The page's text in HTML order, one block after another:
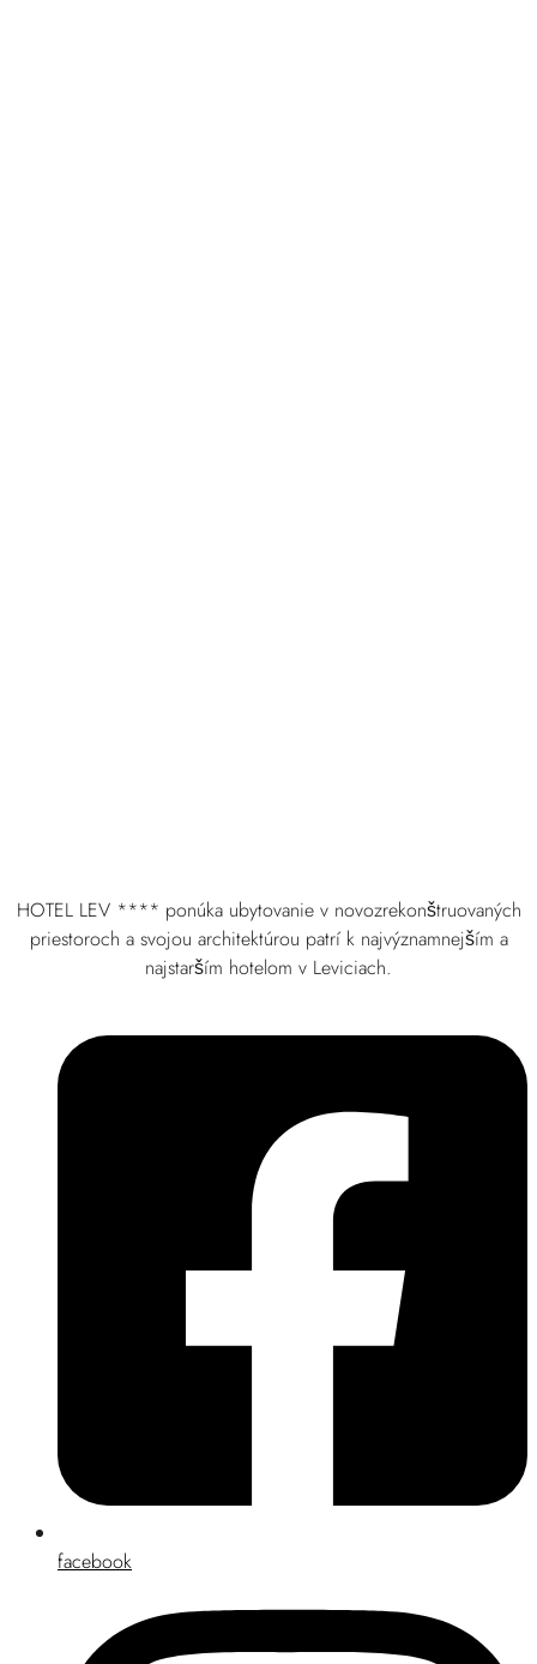
HOTEL LEV **** ponúka ubytovanie v novozrekonštruovaných
priestoroch a svojou architektúrou patrí k najvýznamnejším a
najstarším hotelom v Leviciach.
facebook